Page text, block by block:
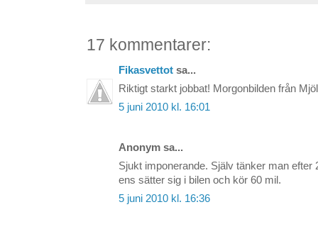
17 kommentarer:
Fikasvettot sa...
Riktigt starkt jobbat! Morgonbilden från
5 juni 2010 kl. 16:01
Anonym sa...
Sjukt imponerande. Själv tänker man efter
ens sätter sig i bilen och kör 60 mil.
5 juni 2010 kl. 16:36